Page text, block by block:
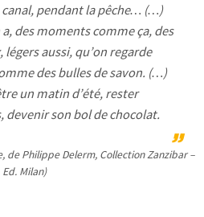
canal, pendant la pêche… (…)
a, des moments comme ça, des
aussi, qu’on regarde
des bulles de savon. (…)
un matin d’été, rester
devenir son bol de chocolat.
de Philippe Delerm, Collection Zanzibar –
Ed. Milan)